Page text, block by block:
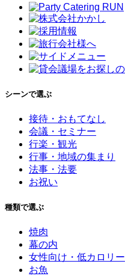
シーンで選ぶ
接待・おもてなし
会議・セミナー
行楽・観光
行事・地域の集まり
法事・法要
お祝い
種類で選ぶ
焼肉
幕の内
女性向け・低カロリー
お魚